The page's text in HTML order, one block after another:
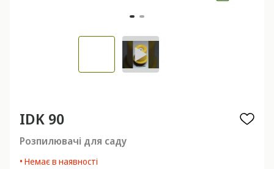
IDK 90
Розпилювачі для саду
• Немає в наявності